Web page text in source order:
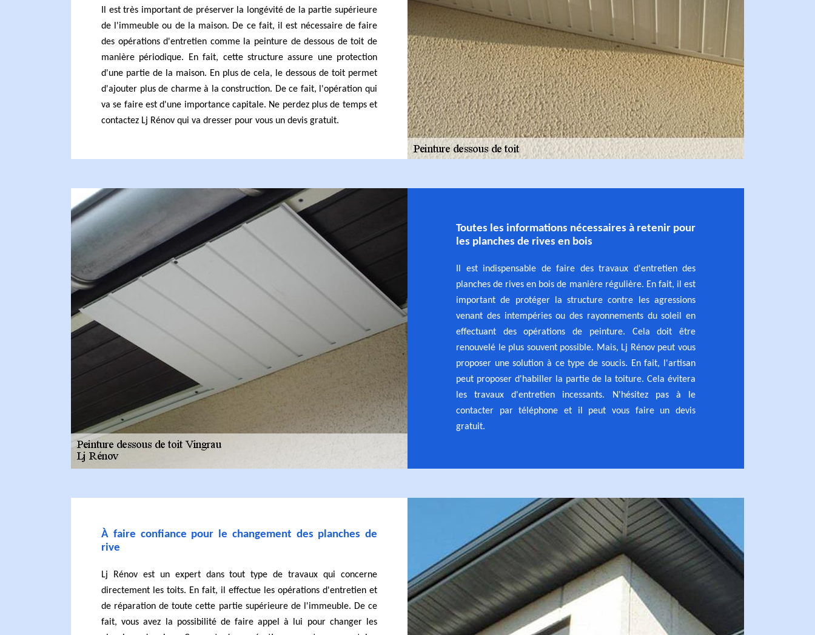
Il est très important de préserver la longévité de la partie supérieure
de l'immeuble ou de la maison. De ce fait, il est nécessaire de faire
des opérations d'entretien comme la peinture de dessous de toit de
manière périodique. En fait, cette structure assure une protection
d'une partie de la maison. En plus de cela, le dessous de toit permet
d'ajouter plus de charme à la construction. De ce fait, l'opération qui
va se faire est d'une importance capitale. Ne perdez plus de temps et
contactez Lj Rénov qui va dresser pour vous un devis gratuit.
Toutes les informations nécessaires à retenir pour
les planches de rives en bois
Il est indispensable de faire des travaux d'entretien des
planches de rives en bois de manière régulière. En fait, il est
important de protéger la structure contre les agressions
venant des intempéries ou des rayonnements du soleil en
effectuant des opérations de peinture. Cela doit être
renouvelé le plus souvent possible. Mais, Lj Rénov peut vous
proposer une solution à ce type de soucis. En fait, l'artisan
peut proposer d'habiller la partie de la toiture. Cela évitera
les travaux d'entretien incessants. N'hésitez pas à le
contacter par téléphone et il peut vous faire un devis
gratuit.
À faire confiance pour le changement des planches de
rive
Lj Rénov est un expert dans tout type de travaux qui concerne
directement les toits. En fait, il effectue les opérations d'entretien et
de réparation de toute cette partie supérieure de l'immeuble. De ce
fait, vous avez la possibilité de faire appel à lui pour changer les